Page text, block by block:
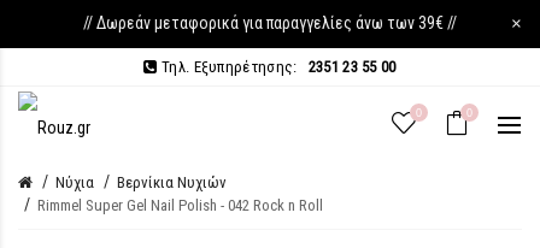
// Δωρεάν μεταφορικά για παραγγελίες άνω των 39€ // ×
Τηλ. Εξυπηρέτησης: 2351 23 55 00
0 0
Νύχια
Βερνίκια Νυχιών
Rimmel Super Gel Nail Polish - 042 Rock n Roll